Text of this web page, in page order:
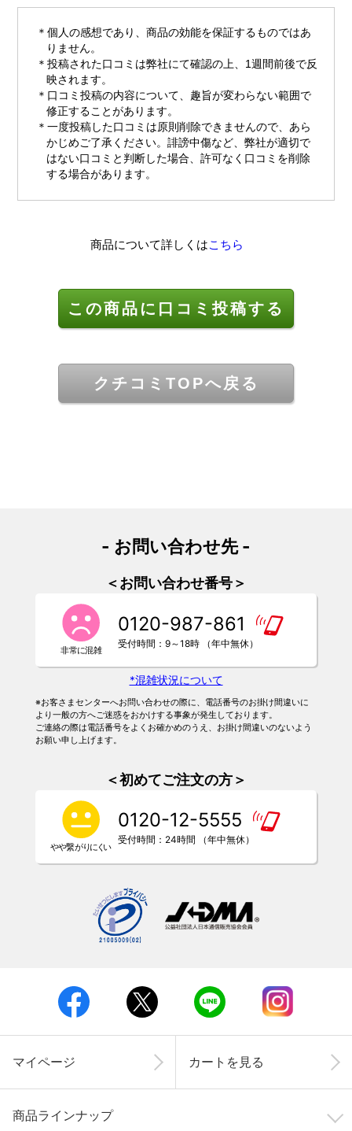
個人の感想であり、商品の効能を保証するものではあ
りません。
投稿された口コミは弊社にて確認の上、1週間前後で反
映されます。
口コミ投稿の内容について、趣旨が変わらない範囲で
修正することがあります。
一度投稿した口コミは原則削除できませんので、あら
かじめご了承ください。誹謗中傷など、弊社が適切で
はない口コミと判断した場合、許可なく口コミを削除
する場合があります。
商品について詳しくはこちら
この商品に口コミ投稿する
クチコミTOPへ戻る
- お問い合わせ先 -
＜お問い合わせ番号＞
0120-987-861
受付時間：9～18時 （年中無休）
*混雑状況について
※お客さまセンターへお問い合わせの際に、電話番号のお掛け間違いに
より一般の方へご迷惑をおかけする事象が発生しております。
ご連絡の際は電話番号をよくお確かめのうえ、お掛け間違いのないよう
お願い申し上げます。
＜初めてご注文の方＞
0120-12-5555
受付時間：24時間 （年中無休）
マイページ カートを見る
商品ラインナップ